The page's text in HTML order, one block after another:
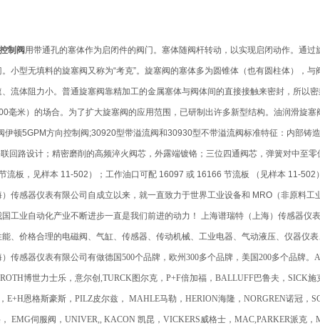
制阀 用带通孔的塞体作为启闭件的阀门。塞体随阀杆转动，以实现启闭动作。通
小型无填料的旋塞阀又称为“考克”。旋塞阀的塞体多为圆锥体（也有圆柱体），
流体阻力小。普通旋塞阀靠精加工的金属塞体与阀体间的直接接触来密封，所以
毫米）的场合。为了扩大旋塞阀的应用范围，已研制出许多新型结构。油润滑旋塞
伊顿5GPM方向控制阀;30920型带溢流阀和30930型不带溢流阀标准特征：内部铸
回路设计；精密磨削的高频淬火阀芯，外露端镀铬；三位四通阀芯，弹簧对中至
流板，见样本 11-502）；工作油口可配 16097 或 16166 节流板 （见样本 11-502
传感器仪表有限公司自成立以来，就一直致力于世界工业设备和 MRO（非原料
工业自动化产业不断进步一直是我们前进的动力！ 上海谱瑞特（上海）传感器仪
、价格合理的电磁阀、气缸、传感器、传动机械、工业电器、气动液压、仪器仪表
传感器仪表有限公司有做德国500个品牌，欧州300多个品牌，美国200多个品牌。
博世力士乐，意尔创,TURCK图尔克，P+F倍加福，BALLUFF巴鲁夫，SICK
E+H恩格斯豪斯，PILZ皮尔兹， MAHLE马勒，HERION海隆，NORGREN诺冠，
EMG伺服阀，UNIVER,, KACON 凯昆，VICKERS威格士，MAC,PARKER派克